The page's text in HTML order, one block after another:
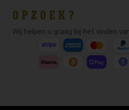
OPZOEK?
Wij helpen u graag bij het vinden